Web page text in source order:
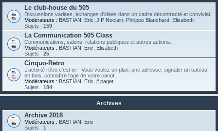
Le club-house du 505
Discussions variées, échanges d'idées dans un cadre décontracté et convivial.
Modérateurs : BASTIAN Eric J P Noclain Philippe Blanchard Elisabeth
Sujets : 159
La Communication 505 Class
Communications, salons, relations publiques et autres actions.
Modérateurs : BASTIAN Eric
Elisabeth
Sujets : 25
Cinquo-Retro
L'activité rétro c'est ici - Vous voulez un plan, une adresse, signaler un bateau
en bois, connaître l'age de votre canot...
Modérateurs : BASTIAN Eric jf paget
Sujets : 184
Archives
Archive 2018
Modérateurs : BASTIAN
Eric
Sujets : 1